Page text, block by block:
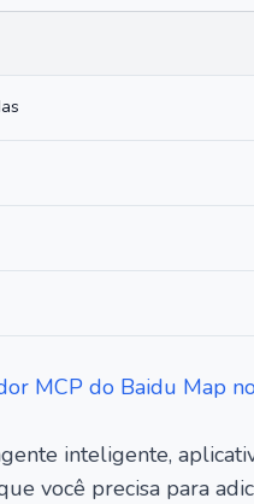
MCP do Baidu Map
inteligente,
você precisa para